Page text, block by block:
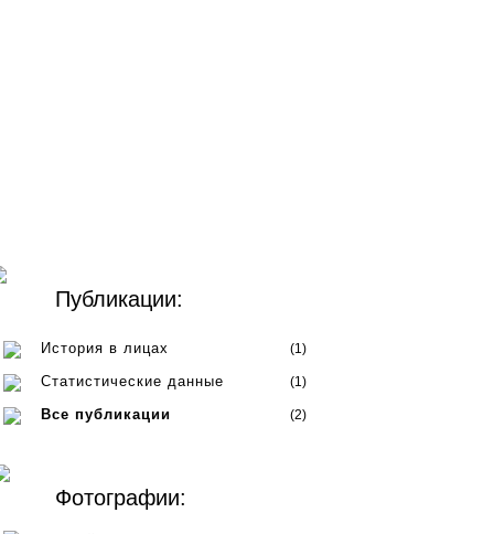
Публикации:
История в лицах (1)
Статистические данные (1)
Все публикации (2)
Фотографии: